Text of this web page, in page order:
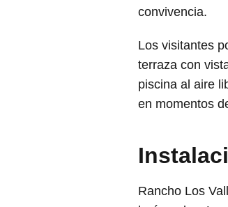
convivencia.
Los visitantes
terraza con
piscina al aire
en momentos
Rancho Los